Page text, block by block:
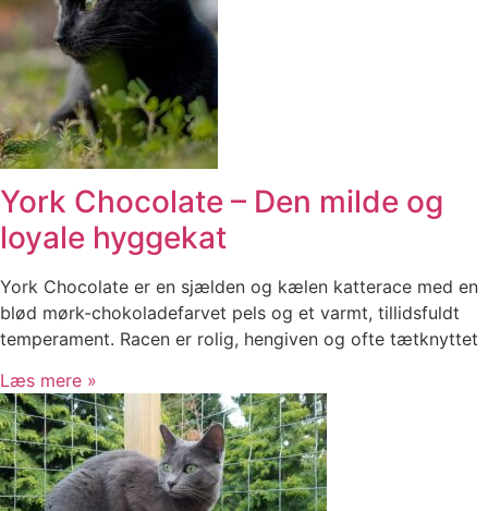
York Chocolate – Den milde og
loyale hyggekat
York Chocolate er en sjælden og kælen katterace med en
blød mørk-chokoladefarvet pels og et varmt, tillidsfuldt
temperament. Racen er rolig, hengiven og ofte tætknyttet
Læs mere »